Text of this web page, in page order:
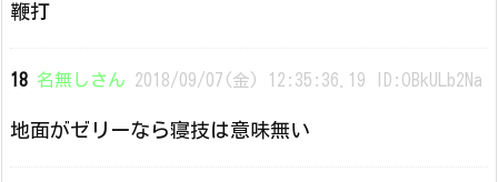
鞭打
18 名無しさん 2018/09/07(金) 12:35:36.19 ID:OBkULb2Na
地面がゼリーなら寝技は意味無い